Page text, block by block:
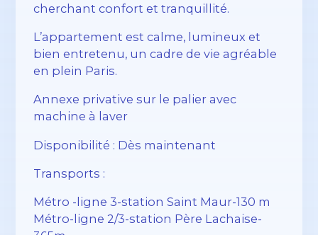
cherchant confort et tranquillité.
L’appartement est calme, lumineux et
bien entretenu, un cadre de vie agréable
en plein Paris.
Annexe privative sur le palier avec
machine à laver
Disponibilité : Dès maintenant
Transports :
Métro -ligne 3-station Saint Maur-130 m
Métro-ligne 2/3-station Père Lachaise-